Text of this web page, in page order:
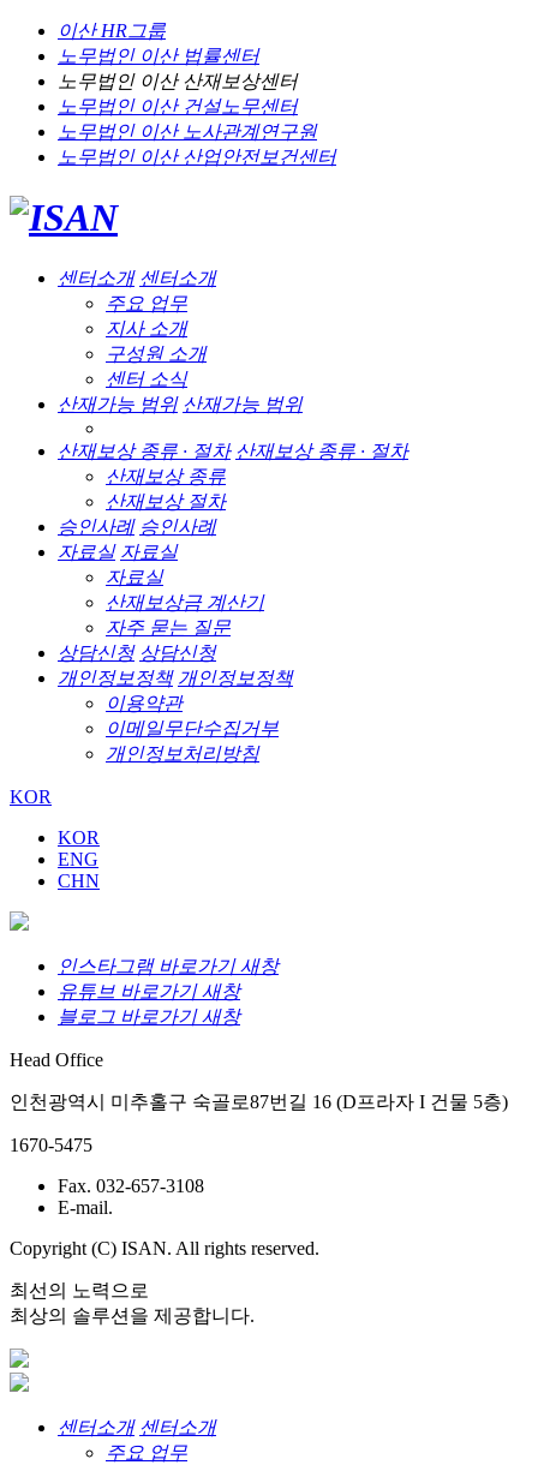
이산 HR그룹
노무법인 이산법률센터
노무법인 이산산재보상센터
노무법인 이산건설노무센터
노무법인 이산노사관계연구원
노무법인 이산산업안전보건센터
센터소개 센터소개
주요 업무
지사 소개
구성원 소개
센터 소식
산재가능 범위 산재가능 범위
산재보상 종류 · 절차 산재보상 종류 · 절차
산재보상 종류
산재보상 절차
승인사례 승인사례
자료실 자료실
자료실
산재보상금 계산기
자주 묻는 질문
상담신청 상담신청
개인정보정책 개인정보정책
이용약관
이메일무단수집거부
개인정보처리방침
KOR
KOR
ENG
CHN
인스타그램 바로가기 새창
유튜브 바로가기 새창
블로그 바로가기 새창
Head Office
인천광역시 미추홀구 숙골로87번길 16 (D프라자 I 건물 5층)
1670-5475
Fax. 032-657-3108
E-mail.
Copyright (C) ISAN. All rights reserved.
최선의 노력으로
최상의 솔루션을 제공합니다.
센터소개 센터소개
주요 업무